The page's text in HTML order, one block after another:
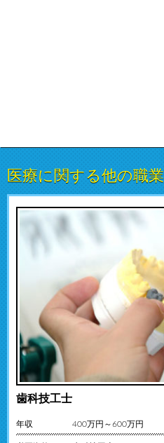
医療に関する他の職業
歯科技工士
年収 400万円～600万円